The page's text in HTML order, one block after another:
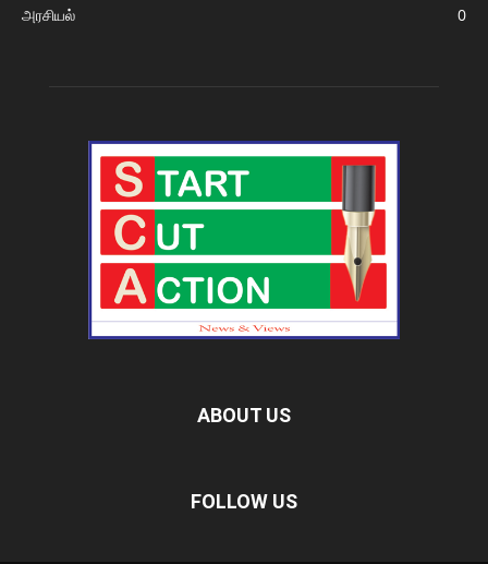
அரசியல்
0
ABOUT US
FOLLOW US